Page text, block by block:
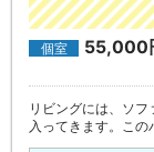
個室 55,000
リビングには、ソ
入ってきます。こ